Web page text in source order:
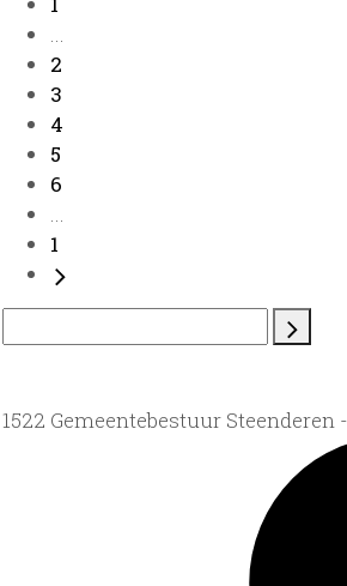
...
2
3
4
5
6
...
1
1522 Gemeentebestuur